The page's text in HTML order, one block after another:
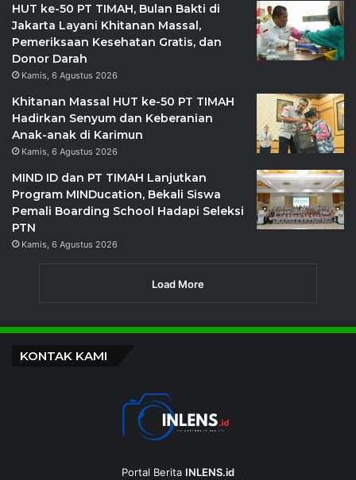
HUT ke-50 PT TIMAH, Bulan Bakti di
Jakarta Layani Khitanan Massal,
Pemeriksaan Kesehatan Gratis, dan
Donor Darah
Kamis, 6 Agustus 2026
Khitanan Massal HUT ke-50 PT TIMAH
Hadirkan Senyum dan Keberanian
Anak-anak di Karimun
Kamis, 6 Agustus 2026
MIND ID dan PT TIMAH Lanjutkan
Program MINDucation, Bekali Siswa
Pemali Boarding School Hadapi Seleksi
PTN
Kamis, 6 Agustus 2026
Load More
KONTAK KAMI
Portal Berita INLENS.id